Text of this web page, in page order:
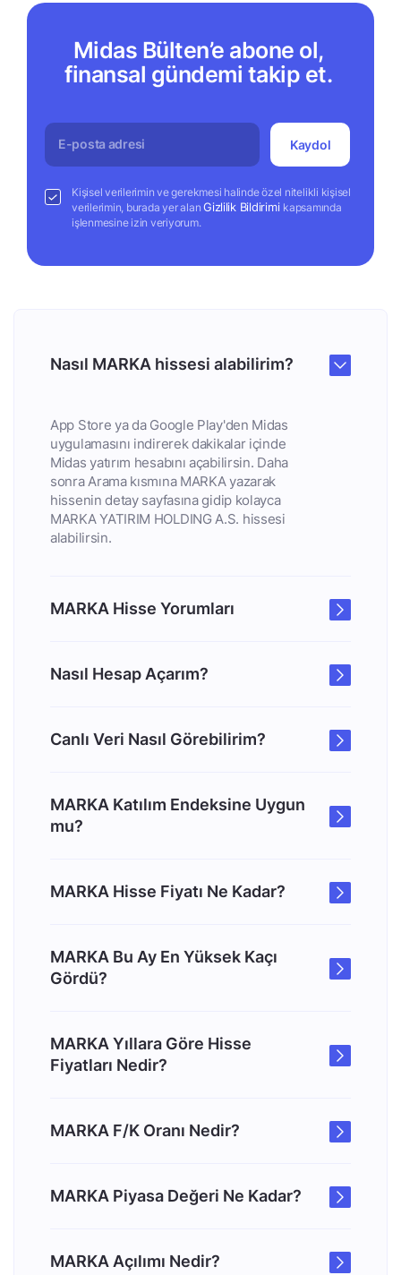
Midas Bülten’e abone ol,
finansal gündemi takip et.
Kaydol
Kişisel verilerimin ve gerekmesi halinde özel nitelikli kişisel
verilerimin, burada yer alanGizlilik Bildirimi kapsamında
işlenmesine izin veriyorum.
Nasıl MARKA hissesi alabilirim?
App Store ya da Google Play'den Midas
uygulamasını indirerek dakikalar içinde
Midas yatırım hesabını açabilirsin. Daha
sonra Arama kısmına MARKA yazarak
hissenin detay sayfasına gidip kolayca
MARKA YATIRIM HOLDING A.S. hissesi
alabilirsin.
MARKA Hisse Yorumları
Nasıl Hesap Açarım?
Canlı Veri Nasıl Görebilirim?
MARKA Katılım Endeksine Uygun
mu?
MARKA Hisse Fiyatı Ne Kadar?
MARKA Bu Ay En Yüksek Kaçı
Gördü?
MARKA Yıllara Göre Hisse
Fiyatları Nedir?
MARKA F/K Oranı Nedir?
MARKA Piyasa Değeri Ne Kadar?
MARKA Açılımı Nedir?